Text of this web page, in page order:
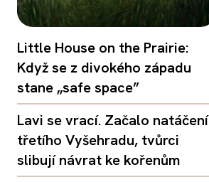
Little House on the Prairie:
Když se z divokého západu
stane „safe space”
Lavi se vrací. Začalo natáčení
třetího Vyšehradu, tvůrci
slibují návrat ke kořenům